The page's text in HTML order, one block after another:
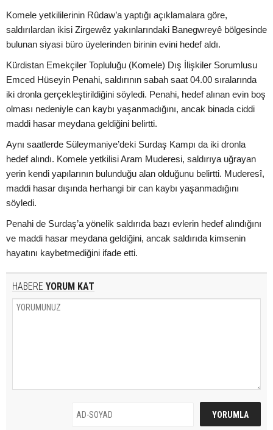
Komele yetkililerinin Rûdaw’a yaptığı açıklamalara göre,
saldırılardan ikisi Zirgewêz yakınlarındaki Banegwreyê bölgesinde
bulunan siyasi büro üyelerinden birinin evini hedef aldı.
Kürdistan Emekçiler Topluluğu (Komele) Dış İlişkiler Sorumlusu
Emced Hüseyin Penahi, saldırının sabah saat 04.00 sıralarında
iki dronla gerçekleştirildiğini söyledi. Penahi, hedef alınan evin boş
olması nedeniyle can kaybı yaşanmadığını, ancak binada ciddi
maddi hasar meydana geldiğini belirtti.
Aynı saatlerde Süleymaniye’deki Surdaş Kampı da iki dronla
hedef alındı. Komele yetkilisi Aram Muderesi, saldırıya uğrayan
yerin kendi yapılarının bulunduğu alan olduğunu belirtti. Muderesî,
maddi hasar dışında herhangi bir can kaybı yaşanmadığını
söyledi.
Penahi de Surdaş’a yönelik saldırıda bazı evlerin hedef alındığını
ve maddi hasar meydana geldiğini, ancak saldırıda kimsenin
hayatını kaybetmediğini ifade etti.
HABERE YORUM KAT